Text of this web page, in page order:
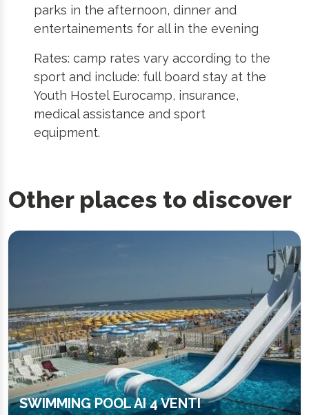
parks in the afternoon, dinner and
entertainements for all in the evening
Rates: camp rates vary according to the
sport and include: full board stay at the
Youth Hostel Eurocamp, insurance,
medical assistance and sport
equipment.
Other places to discover
SWIMMING POOL AI 4 VENTI